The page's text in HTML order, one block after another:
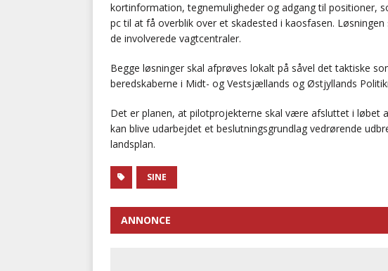
kortinformation, tegnemuligheder og adgang til positioner,
pc til at få overblik over et skadested i kaosfasen.
de involverede vagtcentraler.
Begge løsninger skal afprøves lokalt på såvel det taktiske
beredskaberne i Midt- og Vestsjællands og Østjyllands
Det er planen, at pilotprojekterne skal være afsluttet i løbet
kan blive udarbejdet et beslutningsgrundlag vedrørende
landsplan.
SINE
ANNONCE